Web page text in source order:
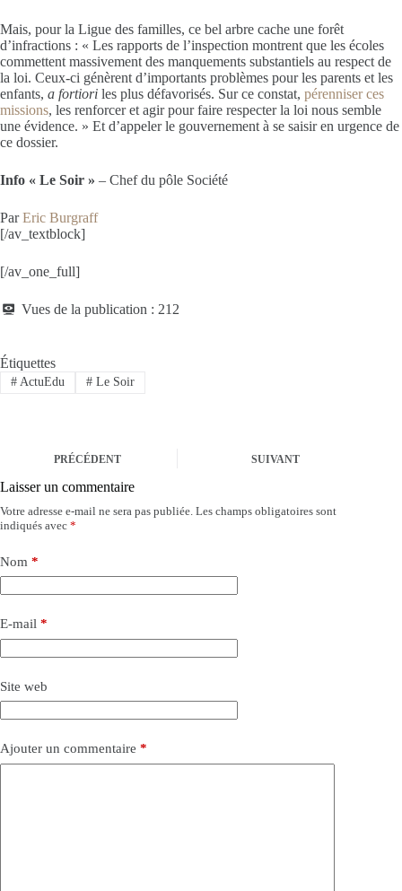
Mais, pour la Ligue des familles, ce bel arbre cache une forêt
d’infractions : « Les rapports de l’inspection montrent que les écoles
commettent massivement des manquements substantiels au respect de
la loi. Ceux-ci génèrent d’importants problèmes pour les parents et les
enfants, a fortiori les plus défavorisés. Sur ce constat, pérenniser ces
missions, les renforcer et agir pour faire respecter la loi nous semble
une évidence. » Et d’appeler le gouvernement à se saisir en urgence de
ce dossier.
Info « Le Soir » – Chef du pôle Société
ParEric Burgraff
[/av_textblock]
[/av_one_full]
Vues de la publication : 212
Étiquettes
#ActuEdu #Le Soir
PRÉCÉDENT SUIVANT
Laisser un commentaire
Votre adresse e-mail ne sera pas publiée. Les champs obligatoires sont
indiqués avec *
Nom *
E-mail *
Site web
Ajouter un commentaire *